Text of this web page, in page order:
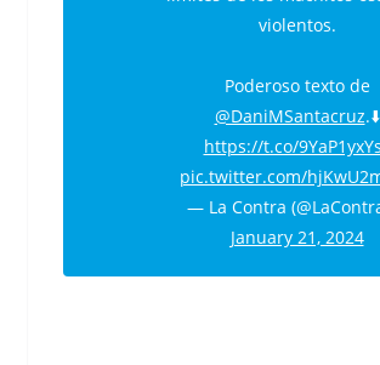
violentos.
Poderoso texto de
@DaniMSantacruz.⬇️
https://t.co/
pic.twitter.com/
— La Contra
January 21, 2024